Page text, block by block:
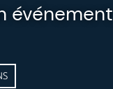
événement